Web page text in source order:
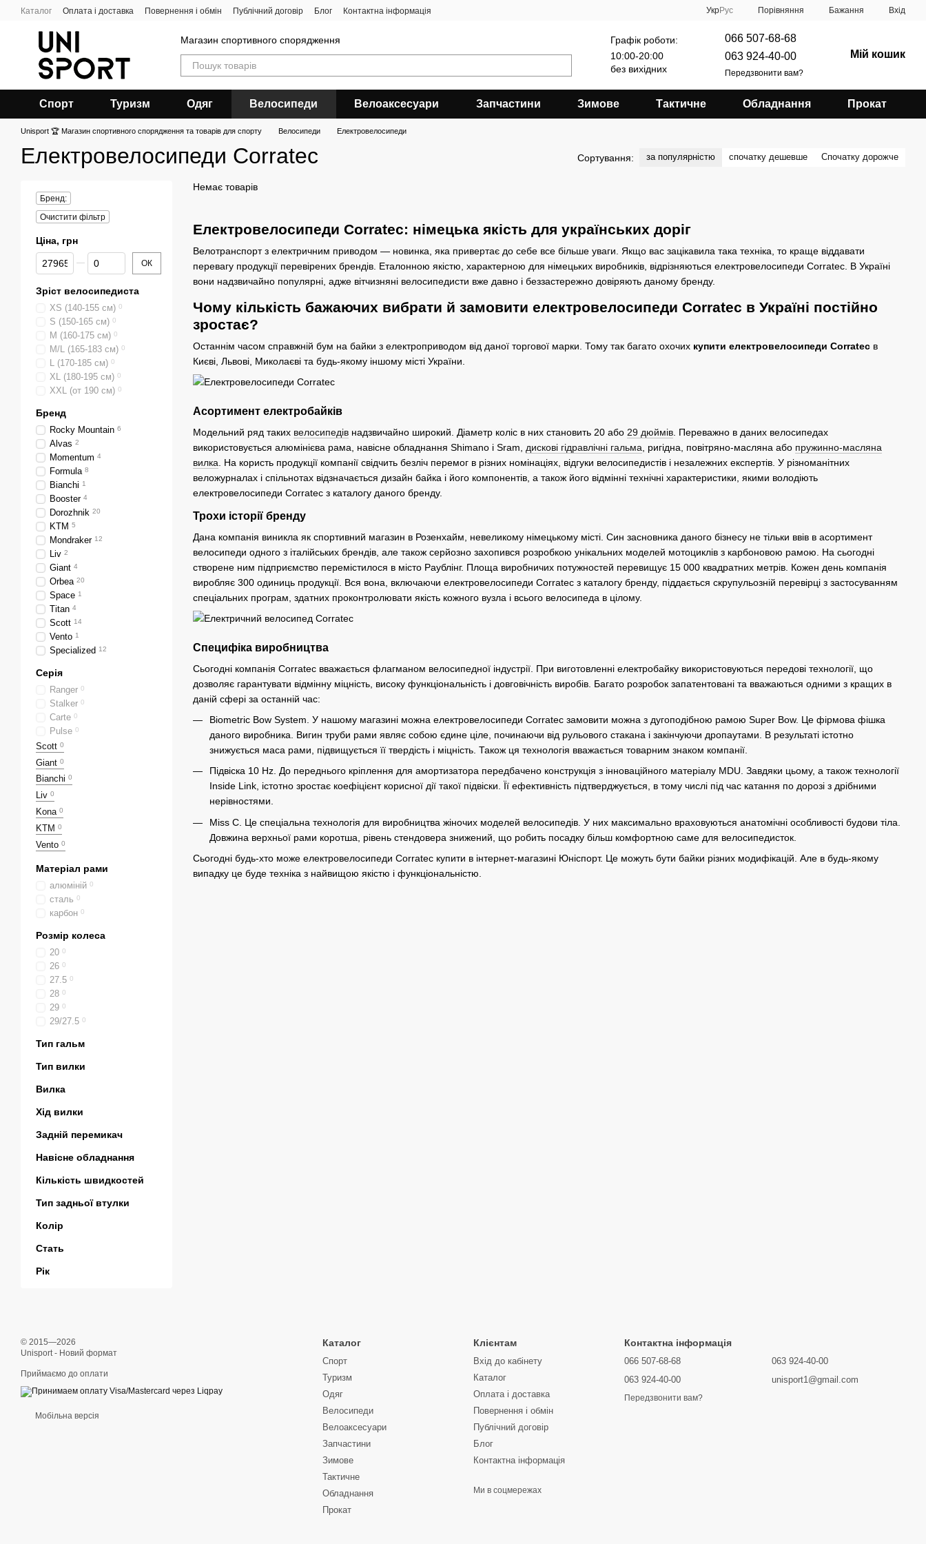
Перейти до основного контенту
Каталог Оплата і доставка Повернення і обмін Публічний договір Блог Контактна інформація УкрРус Порівняння Бажання Вхід
Магазин спортивного спорядження
Графік роботи:
10:00-20:00
без вихідних
066 507-68-68
063 924-40-00
Передзвонити вам?
Мій кошик
Спорт Туризм Одяг Велосипеди Велоаксесуари Запчастини Зимове Тактичне Обладнання Прокат
Unisport 🏆 Магазин спортивного спорядження та товарів для спорту Велосипеди Електровелосипеди
Електровелосипеди Corratec Сортування: за популярністю спочатку дешевше Спочатку дорожче
Електровелосипеди Corratec: німецька якість для українських доріг
Велотранспорт з електричним приводом — новинка, яка привертає до себе все більше уваги. Якщо вас зацікавила така техніка, то краще віддавати
перевагу продукції перевірених брендів. Еталонною якістю, характерною для німецьких виробників, відрізняються електровелосипеди Corratec. В Україні
вони надзвичайно популярні, адже вітчизняні велосипедисти вже давно і беззастережно довіряють даному бренду.
Чому кількість бажаючих вибрати й замовити електровелосипеди Corratec в Україні постійно
зростає?
Останнім часом справжній бум на байки з електроприводом від даної торгової марки. Тому так багато охочих купити електровелосипеди Corratec в
Києві, Львові, Миколаєві та будь-якому іншому місті України.
Асортимент електробайків
Модельний ряд таких велосипедів надзвичайно широкий. Діаметр коліс в них становить 20 або 29 дюймів . Переважно в даних велосипедах
використовується алюмінієва рама, навісне обладнання Shimano і Sram, дискові гідравлічні гальма , ригідна, повітряно-масляна або пружинно-масляна
вилка . На користь продукції компанії свідчить безліч перемог в різних номінаціях, відгуки велосипедистів і незалежних експертів. У різноманітних
веложурналах і спільнотах відзначається дизайн байка і його компонентів, а також його відмінні технічні характеристики, якими володіють
електровелосипеди Corratec з каталогу даного бренду.
Трохи історії бренду
Дана компанія виникла як спортивний магазин в Розенхайм, невеликому німецькому місті. Син засновника даного бізнесу не тільки ввів в асортимент
велосипеди одного з італійських брендів, але також серйозно захопився розробкою унікальних моделей мотоциклів з карбоновою рамою. На сьогодні
створене ним підприємство перемістилося в місто Раублінг. Площа виробничих потужностей перевищує 15 000 квадратних метрів. Кожен день компанія
виробляє 300 одиниць продукції. Вся вона, включаючи електровелосипеди Corratec з каталогу бренду, піддається скрупульозній перевірці з застосуванням
спеціальних програм, здатних проконтролювати якість кожного вузла і всього велосипеда в цілому.
Специфіка виробництва
Сьогодні компанія Corratec вважається флагманом велосипедної індустрії. При виготовленні електробайку використовуються передові технології, що
дозволяє гарантувати відмінну міцність, високу функціональність і довговічність виробів. Багато розробок запатентовані та вважаються одними з кращих в
даній сфері за останній час:
Biometric Bow System. У нашому магазині можна електровелосипеди Corratec замовити можна з дугоподібною рамою Super Bow. Це фірмова фішка
даного виробника. Вигин труби рами являє собою єдине ціле, починаючи від рульового стакана і закінчуючи дропаутами. В результаті істотно
знижується маса рами, підвищується її твердість і міцність. Також ця технологія вважається товарним знаком компанії.
Підвіска 10 Hz. До переднього кріплення для амортизатора передбачено конструкція з інноваційного матеріалу MDU. Завдяки цьому, а також технології
Inside Link, істотно зростає коефіцієнт корисної дії такої підвіски. Її ефективність підтверджується, в тому числі під час катання по дорозі з дрібними
нерівностями.
Miss C. Це спеціальна технологія для виробництва жіночих моделей велосипедів. У них максимально враховуються анатомічні особливості будови тіла.
Довжина верхньої рами коротша, рівень стендовера знижений, що робить посадку більш комфортною саме для велосипедисток.
Сьогодні будь-хто може електровелосипеди Corratec купити в інтернет-магазині Юніспорт. Це можуть бути байки різних модифікацій. Але в будь-якому
випадку це буде техніка з найвищою якістю і функціональністю.
Немає товарів
Бренд:
Очистити фільтр
Ціна, грн
Від Ціна, грн
До Ціна, грн ОК
Зріст велосипедиста
XS (140-155 см) 0
S (150-165 см) 0
M (160-175 см) 0
M/L (165-183 см) 0
L (170-185 см) 0
XL (180-195 см) 0
XXL (от 190 см) 0
Бренд
Rocky Mountain 6
Alvas 2
Momentum 4
Formula 8
Bianchi 1
Booster 4
Dorozhnik 20
KTM 5
Mondraker 12
Liv 2
Giant 4
Orbea 20
Space 1
Titan 4
Scott 14
Vento 1
Specialized 12
Серія
Ranger 0
Stalker 0
Carte 0
Pulse 0
Scott 0
Giant 0
Bianchi 0
Liv 0
Kona 0
KTM 0
Vento 0
Матеріал рами
алюміній 0
сталь 0
карбон 0
Розмір колеса
20 0
26 0
27.5 0
28 0
29 0
29/27.5 0
Тип гальм
Тип вилки
Вилка
Хід вилки
Задній перемикач
Навісне обладнання
Кількість швидкостей
Тип задньої втулки
Колір
Стать
Рік
© 2015—2026
Unisport - Новий формат
Приймаємо до оплати
Мобільна версія
Каталог
Спорт
Туризм
Одяг
Велосипеди
Велоаксесуари
Запчастини
Зимове
Тактичне
Обладнання
Прокат
Клієнтам
Вхід до кабінету
Каталог
Оплата і доставка
Повернення і обмін
Публічний договір
Блог
Контактна інформація
Ми в соцмережах
Контактна інформація
066 507-68-68
063 924-40-00
Передзвонити вам?
063 924-40-00
unisport1@gmail.com